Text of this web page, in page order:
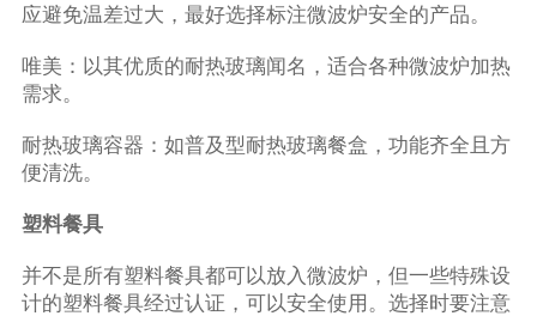
应避免温差过大，最好选择标注微波炉安全的产品。
唯美：以其优质的耐热玻璃闻名，适合各种微波炉加热
需求。
耐热玻璃容器：如普及型耐热玻璃餐盒，功能齐全且方
便清洗。
塑料餐具
并不是所有塑料餐具都可以放入微波炉，但一些特殊设
计的塑料餐具经过认证，可以安全使用。选择时要注意